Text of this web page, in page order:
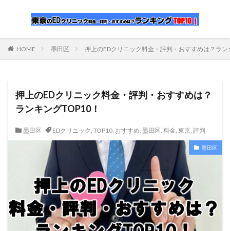
HOME 墨田区 押上のEDクリニック料金・評判・おすすめは？ラン
押上のEDクリニック料金・評判・おすすめは？
ランキングTOP10！
墨田区 EDクリニック, TOP10, おすすめ, 墨田区, 料金, 東京, 評判
墨田区